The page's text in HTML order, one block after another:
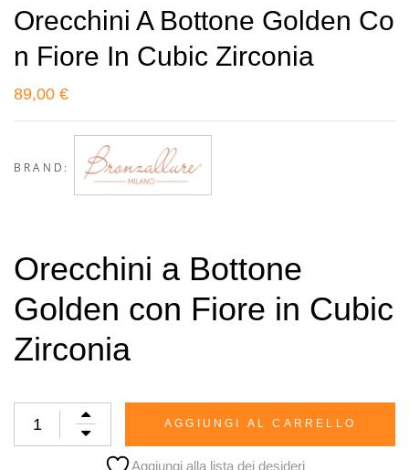
Orecchini A Bottone Golden Co
N Fiore In Cubic Zirconia
89,00 €
BRAND:
Orecchini a Bottone
Golden con Fiore in Cubic
Zirconia
AGGIUNGI AL CARRELLO
Aggiungi alla lista dei desideri